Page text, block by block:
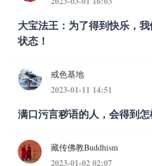
大宝法王：为了得到快乐，
状态！
戒色基地
2023-01-11 14:51
满口污言秽语的人，会得到怎
藏传佛教Buddhism
2023-01-02 02:07